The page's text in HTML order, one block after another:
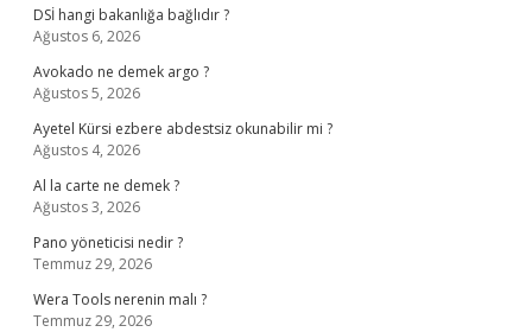
DSİ hangi bakanlığa bağlıdır ?
Ağustos 6, 2026
Avokado ne demek argo ?
Ağustos 5, 2026
Ayetel Kürsi ezbere abdestsiz okunabilir mi ?
Ağustos 4, 2026
Al la carte ne demek ?
Ağustos 3, 2026
Pano yöneticisi nedir ?
Temmuz 29, 2026
Wera Tools nerenin malı ?
Temmuz 29, 2026